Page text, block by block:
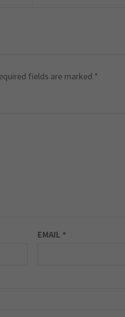
fields are marked *
EMAIL *